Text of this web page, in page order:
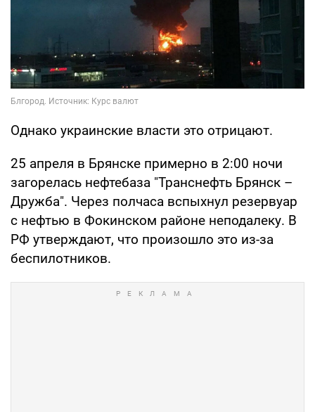
Однако украинские власти это отрицают.
25 апреля в Брянске примерно в 2:00 ночи
загорелась нефтебаза "Транснефть Брянск –
Дружба". Через полчаса вспыхнул резервуар
с нефтью в Фокинском районе неподалеку. В
РФ утверждают, что произошло это из-за
беспилотников.